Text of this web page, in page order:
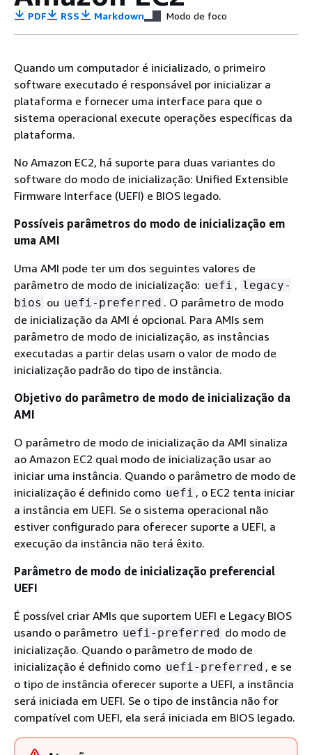
PDF RSS Markdown Modo de foco
Quando um computador é inicializado, o primeiro
software executado é responsável por inicializar a
plataforma e fornecer uma interface para que o
sistema operacional execute operações específicas da
plataforma.
No Amazon EC2, há suporte para duas variantes do
software do modo de inicialização: Unified Extensible
Firmware Interface (UEFI) e BIOS legado.
Possíveis parâmetros do modo de inicialização em
uma AMI
Uma AMI pode ter um dos seguintes valores de
parâmetro de modo de inicialização: uefi , legacy-
bios ou uefi-preferred . O parâmetro de modo
de inicialização da AMI é opcional. Para AMIs sem
parâmetro de modo de inicialização, as instâncias
executadas a partir delas usam o valor de modo de
inicialização padrão do tipo de instância.
Objetivo do parâmetro de modo de inicialização da
AMI
O parâmetro de modo de inicialização da AMI sinaliza
ao Amazon EC2 qual modo de inicialização usar ao
iniciar uma instância. Quando o parâmetro de modo de
inicialização é definido como uefi , o EC2 tenta iniciar
a instância em UEFI. Se o sistema operacional não
estiver configurado para oferecer suporte a UEFI, a
execução da instância não terá êxito.
Parâmetro de modo de inicialização preferencial
UEFI
É possível criar AMIs que suportem UEFI e Legacy BIOS
usando o parâmetro uefi-preferred do modo de
inicialização. Quando o parâmetro de modo de
inicialização é definido como uefi-preferred , e se
o tipo de instância oferecer suporte a UEFI, a instância
será iniciada em UEFI. Se o tipo de instância não for
compatível com UEFI, ela será iniciada em BIOS legado.